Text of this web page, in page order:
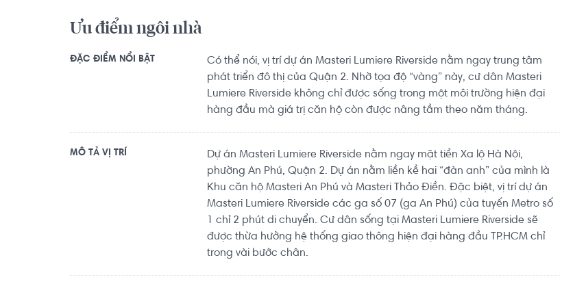
Ưu điểm ngôi nhà
ĐẶC ĐIỂM NỔI BẬT
Có thể nói, vị trí dự án Masteri Lumiere Riverside nằm ngay trung tâm
phát triển đô thị của Quận 2. Nhờ tọa độ “vàng” này, cư dân Masteri
Lumiere Riverside không chỉ được sống trong một môi trường hiện đại
hàng đầu mà giá trị căn hộ còn được nâng tầm theo năm tháng.
MÔ TẢ VỊ TRÍ
Dự án Masteri Lumiere Riverside nằm ngay mặt tiền Xa lộ Hà Nội,
phường An Phú, Quận 2. Dự án nằm liền kề hai “đàn anh” của mình là
Khu căn hộ Masteri An Phú và Masteri Thảo Điền. Đặc biệt, vị trí dự án
Masteri Lumiere Riverside các ga số 07 (ga An Phú) của tuyến Metro số
1 chỉ 2 phút di chuyển. Cư dân sống tại Masteri Lumiere Riverside sẽ
được thừa hưởng hệ thống giao thông hiện đại hàng đầu TP.HCM chỉ
trong vài bước chân.